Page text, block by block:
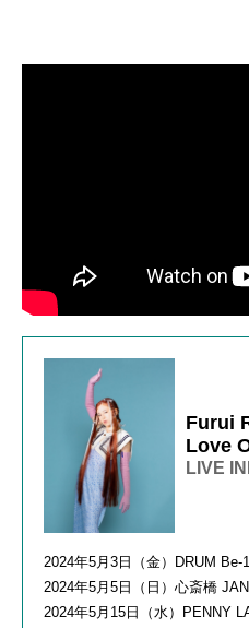
Furui
Love
LIVE
2024年5月3日（金）DRUM Be-1
2024年5月5日（日）心斎橋
2024年5月15日（水）PENNY